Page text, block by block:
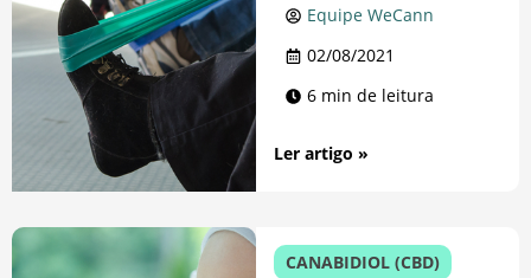
Equipe WeCann
02/08/2021
6 min de leitura
Ler artigo »
CANABIDIOL (CBD)